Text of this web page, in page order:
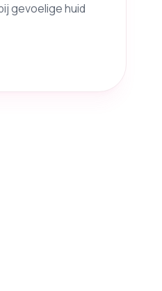
gevoelige huid